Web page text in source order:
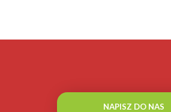
NAPISZ DO NAS